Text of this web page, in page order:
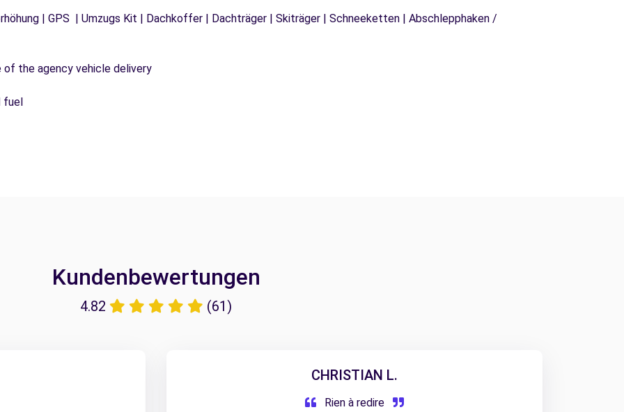
| GPS | Umzugs Kit | Dachkoffer | Dachträger | Skiträger | Schneeketten | Abschlepphaken /
the agency vehicle delivery
fuel
Kundenbewertungen
4.82 (61)
CHRISTIAN L.
Rien à redire